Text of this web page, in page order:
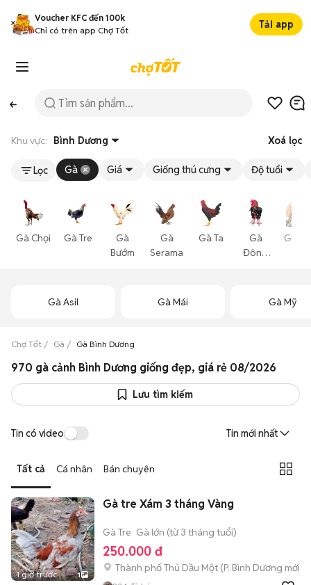
Voucher KFC đến 100k
Chỉ có trên app Chợ Tốt
Tải app
Khu vực: Bình Dương Xoá lọc
Lọc Gà Giá Giống thú cưng Độ tuổi
Gà Chọi Gà Tre
Gà
Bướm
Gà
Serama
Gà Ta
Gà
Đông
Gà
Gà Asil Gà Mái Gà Mỹ
Chợ Tốt Gà Gà Bình Dương
970 gà cảnh Bình Dương giống đẹp, giá rẻ 08/2026
Lưu tìm kiếm
Tin có video Tin mới nhất
Tất cả Cá nhân Bán chuyên
1 giờ trước 1
Gà tre Xám 3 tháng Vàng
Gà Tre Gà lớn (từ 3 tháng tuổi)
250.000 đ
Thành phố Thủ Dầu Một (P. Bình Dương mới)